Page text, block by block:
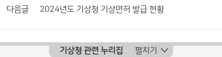
다음글 2024년도 기상청 기상면허 발급 현황
기상청 관련 누리집 펼치기